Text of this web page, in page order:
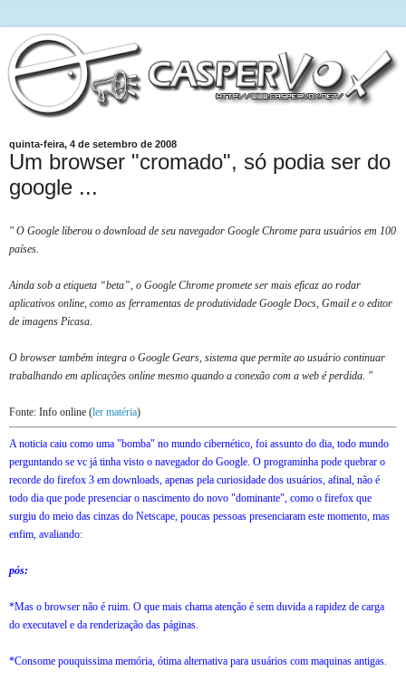
quinta-feira, 4 de setembro de 2008
Um browser "cromado", só podia ser do
google ...
" O Google liberou o download de seu navegador Google Chrome para usuários em 100
países.
Ainda sob a etiqueta “beta”, o Google Chrome promete ser mais eficaz ao rodar
aplicativos online, como as ferramentas de produtividade Google Docs, Gmail e o editor
de imagens Picasa.
O browser também integra o Google Gears, sistema que permite ao usuário continuar
trabalhando em aplicações online mesmo quando a conexão com a web é perdida. "
Fonte: Info online (ler matéria)
A noticia caiu como uma "bomba" no mundo cibernético, foi assunto do dia, todo mundo
perguntando se vc já tinha visto o navegador do Google. O programinha pode quebrar o
recorde do firefox 3 em downloads, apenas pela curiosidade dos usuários, afinal, não é
todo dia que pode presenciar o nascimento do novo "dominante", como o firefox que
surgiu do meio das cinzas do Netscape, poucas pessoas presenciaram este momento, mas
enfim, avaliando:
pós:
*Mas o browser não é ruim. O que mais chama atenção é sem duvida a rapidez de carga
do executavel e da renderização das páginas.
*Consome pouquissima memória, ótima alternativa para usuários com maquinas antigas.